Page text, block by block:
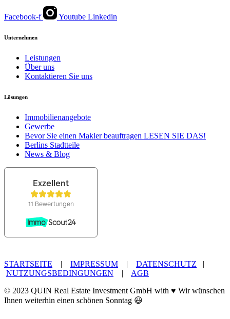
Facebook-f Youtube Linkedin
Unternehmen
Leistungen
Über uns
Kontaktieren Sie uns
Lösungen
Immobilienangebote
Gewerbe
Bevor Sie einen Makler beauftragen LESEN SIE DAS!
Berlins Stadtteile
News & Blog
STARTSEITE | IMPRESSUM | DATENSCHUTZ |
NUTZUNGSBEDINGUNGEN | AGB
© 2023 QUIN Real Estate Investment GmbH with ♥ Wir wünschen
Ihnen weiterhin einen schönen Sonntag 😃